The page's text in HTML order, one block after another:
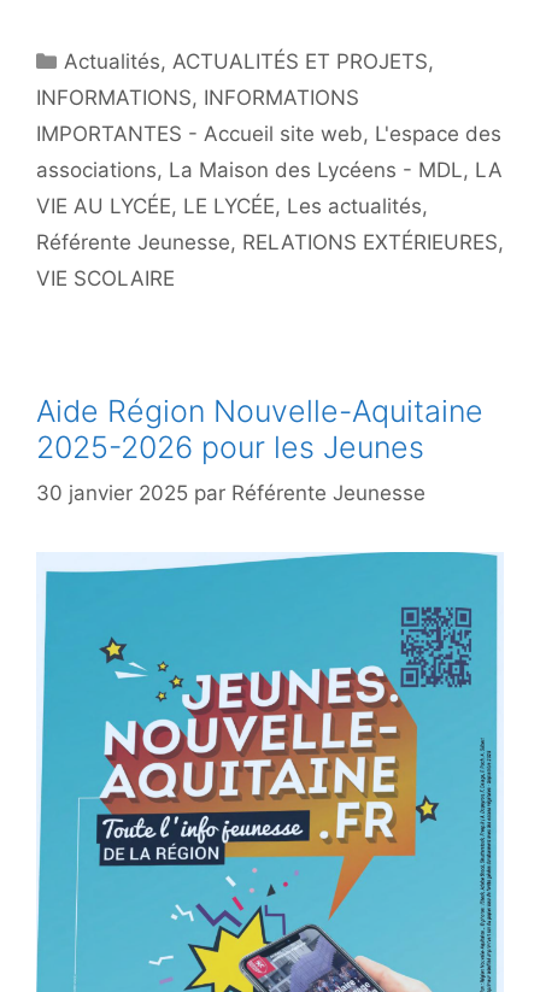
Actualités, ACTUALITÉS ET PROJETS,
INFORMATIONS, INFORMATIONS
IMPORTANTES - Accueil site web, L'espace des
associations, La Maison des Lycéens - MDL, LA
VIE AU LYCÉE, LE LYCÉE, Les actualités,
Référente Jeunesse, RELATIONS EXTÉRIEURES,
VIE SCOLAIRE
Aide Région Nouvelle-Aquitaine
2025-2026 pour les Jeunes
30 janvier 2025 par Référente Jeunesse